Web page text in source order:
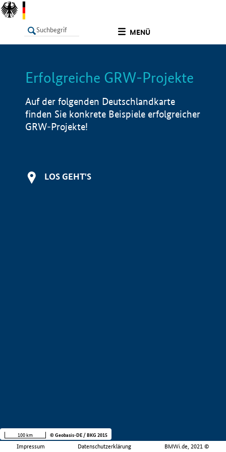
MENÜ
LISTE Info
Erfolgreiche GRW-Projekte
Auf der folgenden Deutschlandkarte
finden Sie konkrete Beispiele erfolgreicher
GRW-Projekte!
LOS GEHT'S
Impressum Datenschutzerklärung BMWi.de, 2021 ©
100 km © Geobasis-DE / BKG 2015